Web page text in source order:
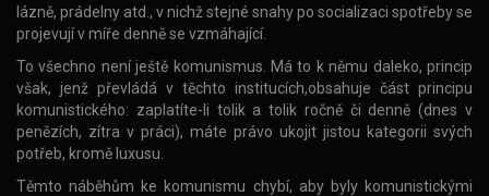
lázně, prádelny atd., v nichž stejné snahy po socializaci spotřeby se
projevují v míře denně se vzmáhající.
To všechno není ještě komunismus. Má to k němu daleko, princip
však, jenž převládá v těchto institucích,obsahuje část principu
komunistického: zaplatíte-li tolik a tolik ročně či denně (dnes v
penězích, zítra v práci), máte právo ukojit jistou kategorii svých
potřeb, kromě luxusu.
Těmto náběhům ke komunismu chybí, aby byly komunistickými